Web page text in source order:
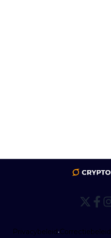
Privacybeleid•Correctiebeleid